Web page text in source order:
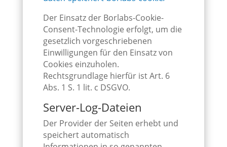
Der Einsatz der Borlabs-Cookie-
Consent-Technologie erfolgt, um die
gesetzlich vorgeschriebenen
Einwilligungen für den Einsatz von
Cookies einzuholen.
Rechtsgrundlage hierfür ist Art. 6
Abs. 1 S. 1 lit. c DSGVO.
Server-Log-Dateien
Der Provider der Seiten erhebt und
speichert automatisch